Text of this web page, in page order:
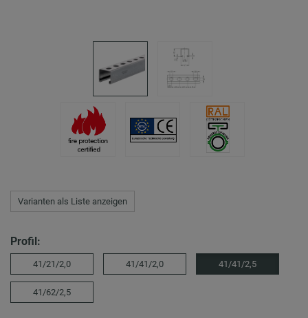
Varianten als Liste anzeigen
Profil:
41/21/2,0 41/41/2,0 41/41/2,5
41/62/2,5